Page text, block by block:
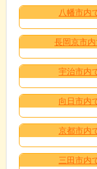
八幡市内
長岡京市
宇治市内
向日市内
京都市内
三田市内